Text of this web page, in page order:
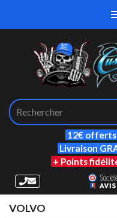
12€ offerts
Livraison
+ Points
VOLVO